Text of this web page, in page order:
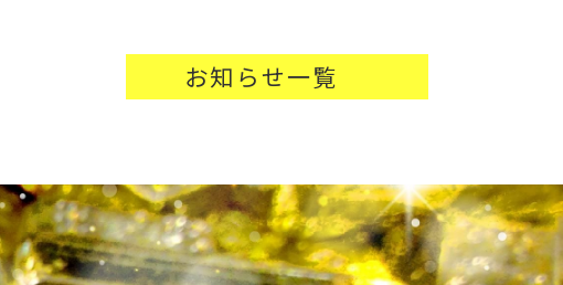
お知らせ一覧